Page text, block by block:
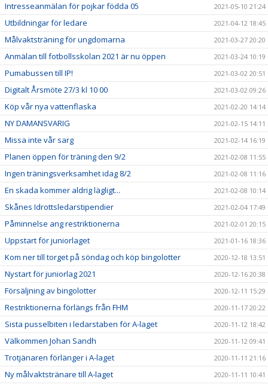
Intresseanmälan för pojkar födda 05 2021-05-10 21:24
Utbildningar för ledare 2021-04-12 18:45
Målvaktsträning för ungdomarna 2021-03-27 20:20
Anmälan till fotbollsskolan 2021 är nu öppen 2021-03-24 10:19
Pumabussen till IP! 2021-03-02 20:51
Digitalt Årsmöte 27/3 kl 10 00 2021-03-02 09:26
Köp vår nya vattenflaska 2021-02-20 14:14
NY DAMANSVARIG 2021-02-15 14:11
Missa inte vår sarg 2021-02-14 16:19
Planen öppen för träning den 9/2 2021-02-08 11:55
Ingen träningsverksamhet idag 8/2 2021-02-08 11:16
En skada kommer aldrig lägligt... 2021-02-08 10:14
Skånes Idrottsledarstipendier 2021-02-04 17:49
Påminnelse ang restriktionerna 2021-02-01 20:15
Uppstart för juniorlaget 2021-01-16 18:36
Kom ner till torget på söndag och köp bingolotter 2020-12-18 13:51
Nystart för juniorlag 2021 2020-12-16 20:38
Försäljning av bingolotter 2020-12-11 15:29
Restriktionerna förlängs från FHM 2020-11-17 20:22
Sista pusselbiten i ledarstaben för A-laget 2020-11-12 18:42
Välkommen Johan Sandh 2020-11-12 09:41
Trotjänaren förlänger i A-laget 2020-11-11 21:16
Ny målvaktstränare till A-laget 2020-11-11 10:41